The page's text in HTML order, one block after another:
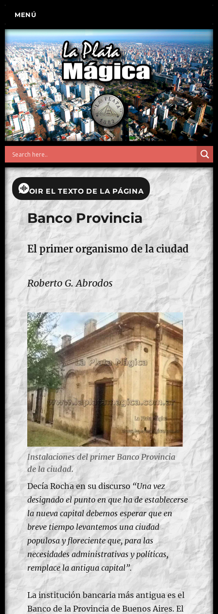
MENÚ
OIR EL TEXTO DE LA PÁGINA
Banco Provincia
El primer organismo de la ciudad
Roberto G. Abrodos
Instalaciones del primer Banco Provincia
de la ciudad.
Decía Rocha en su discurso “Una vez
designado el punto en que ha de establecerse
la nueva capital debemos esperar que en
breve tiempo levantemos una ciudad
populosa y floreciente que, para las
necesidades administrativas y políticas,
remplace la antigua capital”.
La institución bancaria más antigua es el
Banco de la Provincia de Buenos Aires. El